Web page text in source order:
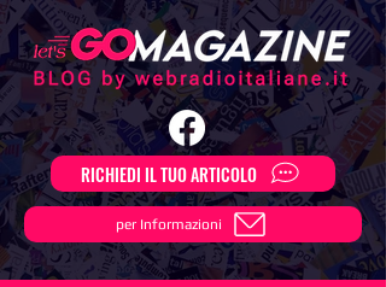
RICHIEDI IL TUO ARTICOLO
per Informazioni